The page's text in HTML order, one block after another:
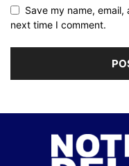
Save my name,
next time I comment.